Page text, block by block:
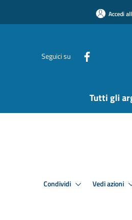
Accedi
Seguici su
Tutti gli
Condividi Vedi azioni